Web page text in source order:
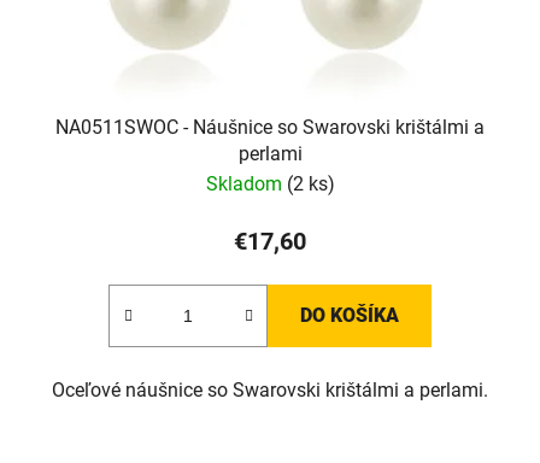
NA0511SWOC - Náušnice so Swarovski krištálmi a
perlami
Skladom (2 ks)
€17,60
DO KOŠÍKA
Oceľové náušnice so Swarovski krištálmi a perlami.